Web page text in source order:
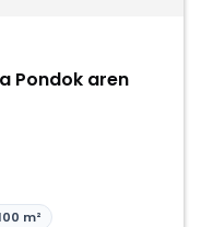
Pondok aren
m²